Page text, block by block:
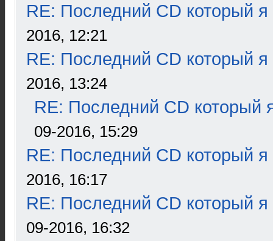
RE: Последний CD который я
2016, 12:21
RE: Последний CD который я
2016, 13:24
RE: Последний CD который
09-2016, 15:29
RE: Последний CD который я
2016, 16:17
RE: Последний CD который я
09-2016, 16:32